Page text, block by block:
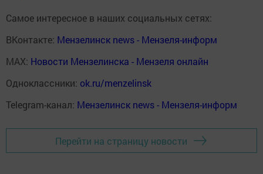
Самое интересное в наших социальных сетях:
ВКонтакте: Мензелинск news - Мензеля-информ
MAX: Новости Мензелинска - Мензеля онлайн
Одноклассники: ok.ru/menzelinsk
Telegram-канал: Мензелинск news - Мензеля-информ
Перейти на страницу новости